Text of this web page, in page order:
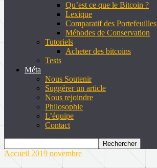
Qu’est ce que le Bitcoin ?
Lexique
Comparatif des Portefeuilles
Méhodes de Conservation
Tutoriels
Acheter des bitcoins
Tests
Méta
Nous Soutenir
Suggérer un article
Nous rejoindre
Philosophie
L’équipe
Contact
Accueil 2019 novembre